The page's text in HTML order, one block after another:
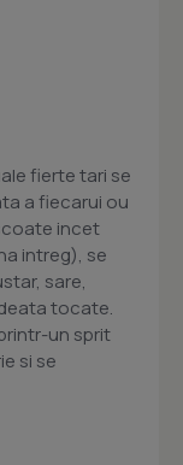
fierte tari se
a fiecarui ou
incet
intreg), se
sare,
tocate.
un sprit
si se